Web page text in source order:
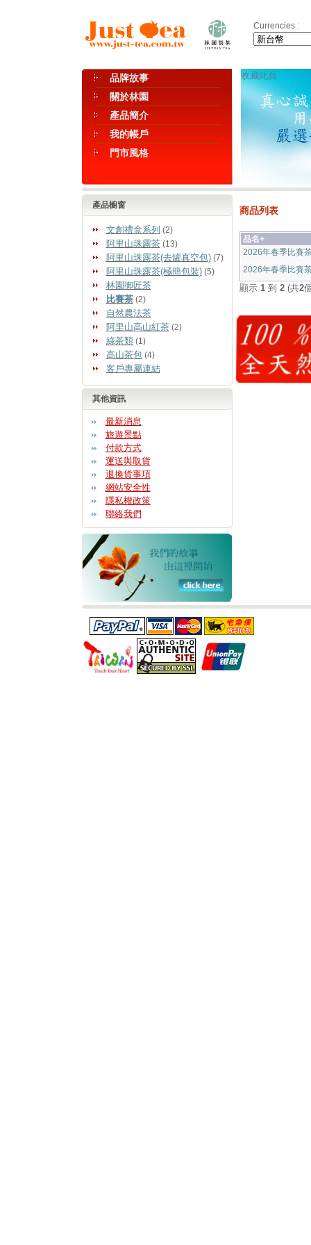
Currencies :
品牌故事
關於林園
產品簡介
我的帳戶
門市風格
收藏此頁
產品櫥窗
文創禮盒系列 (2)
阿里山珠露茶(13)
阿里山珠露茶(去罐真空包)(7)
阿里山珠露茶(極簡包裝)(5)
林園御匠茶
比賽茶(2)
自然農法茶
阿里山高山紅茶(2)
綠茶類 (1)
高山茶包(4)
客戶專屬連結
其他資訊
最新消息
旅遊景點
付款方式
運送與取貨
退換貨事項
網站安全性
隱私權政策
聯絡我們
商品列表
品名+
2026年春季比賽
2026年春季比賽
顯示 1到 2(共2